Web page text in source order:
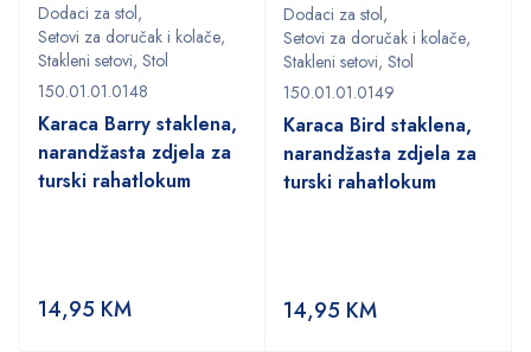
Dodaci za stol,
Setovi za doručak i kolače,
Stakleni setovi, Stol
150.01.01.0148
Karaca Barry staklena,
narandžasta zdjela za
turski rahatlokum
14,95 KM
Dodaci za stol,
Setovi za doručak i kolače,
Stakleni setovi, Stol
150.01.01.0149
Karaca Bird staklena,
narandžasta zdjela za
turski rahatlokum
14,95 KM